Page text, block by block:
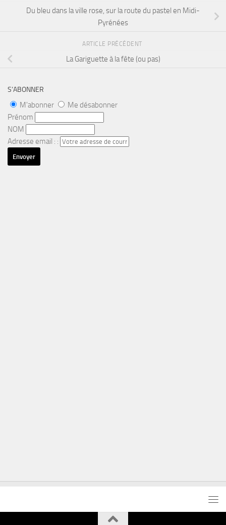
Du bleu dans la ville rose, sur la route du pastel en Midi-
Pyrénées
ARTICLE PRÉCÉDENT
La Gariguette à la fête (ou pas)
S’ABONNER
M'abonner
Me désabonner
Prénom
NOM
Adresse email : :